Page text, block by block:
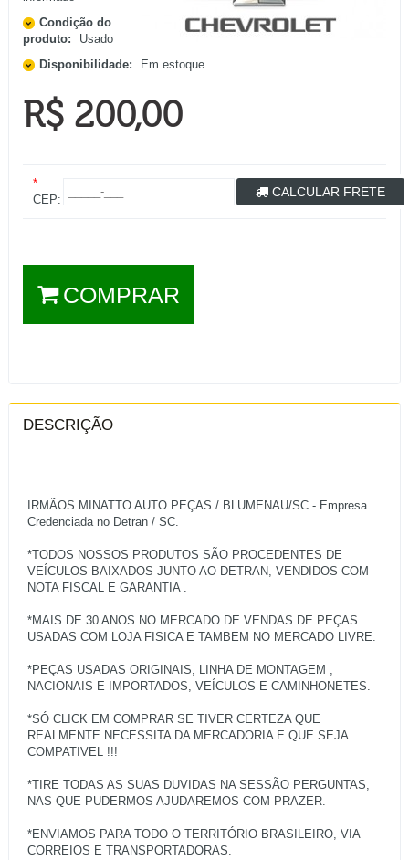
Condição do
produto:
Usado
Disponibilidade:
Em estoque
R$ 200,00
*
CEP:
CALCULAR FRETE
COMPRAR
DESCRIÇÃO
IRMÃOS MINATTO AUTO PEÇAS / BLUMENAU/SC - Empresa
Credenciada no Detran / SC.
*TODOS NOSSOS PRODUTOS SÃO PROCEDENTES DE
VEÍCULOS BAIXADOS JUNTO AO DETRAN, VENDIDOS COM
NOTA FISCAL E GARANTIA .
*MAIS DE 30 ANOS NO MERCADO DE VENDAS DE PEÇAS
USADAS COM LOJA FISICA E TAMBEM NO MERCADO LIVRE.
*PEÇAS USADAS ORIGINAIS, LINHA DE MONTAGEM ,
NACIONAIS E IMPORTADOS, VEÍCULOS E CAMINHONETES.
*SÓ CLICK EM COMPRAR SE TIVER CERTEZA QUE
REALMENTE NECESSITA DA MERCADORIA E QUE SEJA
COMPATIVEL !!!
*TIRE TODAS AS SUAS DUVIDAS NA SESSÃO PERGUNTAS,
NAS QUE PUDERMOS AJUDAREMOS COM PRAZER.
*ENVIAMOS PARA TODO O TERRITÓRIO BRASILEIRO, VIA
CORREIOS E TRANSPORTADORAS.